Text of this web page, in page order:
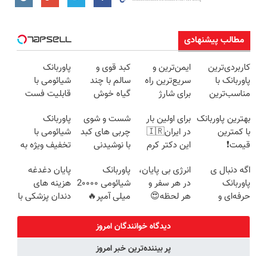
مطالب پیشنهادی
کاربردی‌ترین
پاوربانک با
مناسب‌ترین
ایمن‌ترین و
سریع‌ترین راه
برای شارژ
کبد قوی و
سالم با چند
گیاه خوش
پاوربانک
شیائومی با
قابلیت فست
های بی برقی⚡
بهترین پاوربانک
با کمترین
قیمت❗
برای اولین بار
در ایران🇮🇷
این دکتر کرم
روزه ساخت!
شست و شوی
چربی های کبد
با نوشیدنی
پاوربانک
شیائومی با
تخفیف ویژه به
اگه دنبال ی
پاوربانک
حرفه‌ای و
دست نده👌🏻
انرژی بی پایان،
در هر سفر و
هر لحظه😍
شیائومی با
تخفیف ویژه🔥
پاوربانک
شیائومی 2۰۰۰۰
میلی آمپر🔥
پرداخت درب
منزل)
پایان دغدغه
هزینه های
دندان پزشکی با
دیدگاه خوانندگان امروز
پر بیننده‌ترین خبر امروز